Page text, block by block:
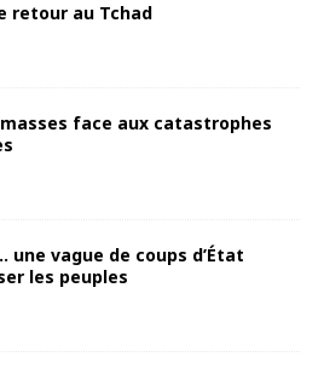
retour au Tchad
face aux catastrophes
une vague de coups d’État
les peuples